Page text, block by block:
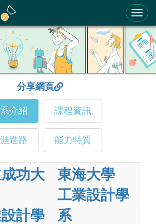
中育才輔助系統
分享網頁
介紹 課程資訊
進路 能力特質
功大
計學
東海大學
工業設計學
系